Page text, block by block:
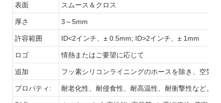
表面 スムース＆クロス
厚さ 3～5mm
許容範囲 ID<2インチ、± 0.5mm; ID>2インチ、± 1mm
ロゴ 情熱またはご要望に応じて
追加 フッ素シリコンライニングのホースを除き、空気/
プロパティ: 耐老化性、耐侵食性、耐高温性、耐衝撃性など。